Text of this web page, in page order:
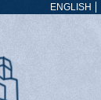
ENGLISH